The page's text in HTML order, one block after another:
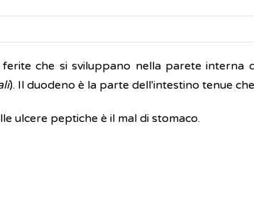
che si sviluppano nella parete interna
). Il duodeno è la parte dell'intestino tenue
ulcere peptiche è il mal di stomaco.